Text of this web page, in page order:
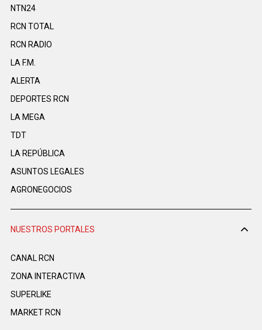
NTN24
RCN TOTAL
RCN RADIO
LA F.M.
ALERTA
DEPORTES RCN
LA MEGA
TDT
LA REPÚBLICA
ASUNTOS LEGALES
AGRONEGOCIOS
NUESTROS PORTALES
CANAL RCN
ZONA INTERACTIVA
SUPERLIKE
MARKET RCN